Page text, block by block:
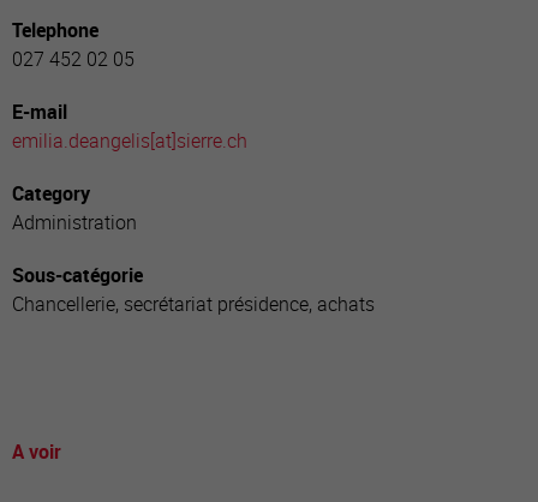
Telephone
027 452 02 05
E-mail
emilia.deangelis[at]sierre.ch
Category
Administration
Sous-catégorie
Chancellerie, secrétariat présidence, achats
A voir